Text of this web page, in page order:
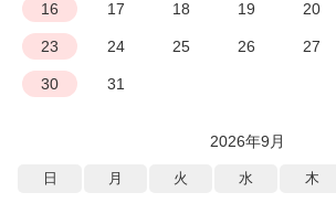
16 17 18 19 20
23 24 25 26 27
30 31
2026年9月
日 月 火 水 木